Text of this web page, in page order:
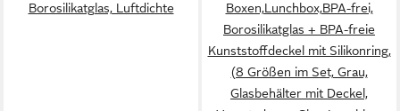
Borosilikatglas, Luftdichte
Boxen,Lunchbox,BPA-frei,
Borosilikatglas + BPA-freie
Kunststoffdeckel mit Silikonring,
(8 Größen im Set, Grau,
Glasbehälter mit Deckel,